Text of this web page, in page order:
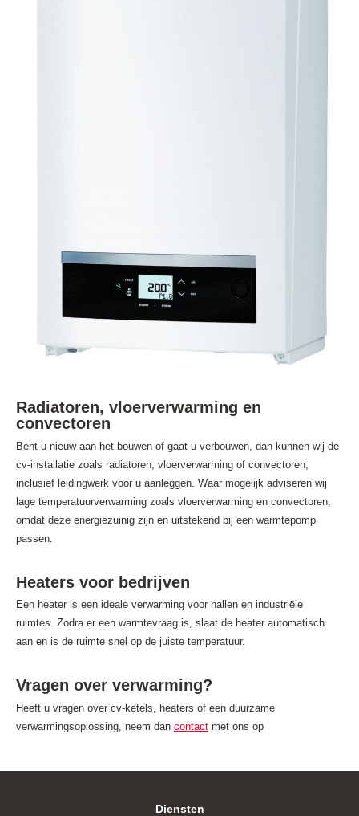
Radiatoren, vloerverwarming en
convectoren
Bent u nieuw aan het bouwen of gaat u verbouwen, dan kunnen wij de
cv-installatie zoals radiatoren, vloerverwarming of convectoren,
inclusief leidingwerk voor u aanleggen. Waar mogelijk adviseren wij
lage temperatuurverwarming zoals vloerverwarming en convectoren,
omdat deze energiezuinig zijn en uitstekend bij een warmtepomp
passen.
Heaters voor bedrijven
Een heater is een ideale verwarming voor hallen en industriële
ruimtes. Zodra er een warmtevraag is, slaat de heater automatisch
aan en is de ruimte snel op de juiste temperatuur.
Vragen over verwarming?
Heeft u vragen over cv-ketels, heaters of een duurzame
verwarmingsoplossing, neem dan contact met ons op
Diensten